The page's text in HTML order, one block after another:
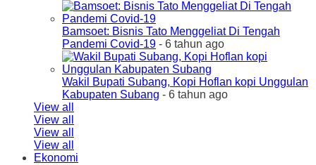
Bamsoet: Bisnis Tato Menggeliat Di Tengah
Pandemi Covid-19 - 6 tahun ago
Wakil Bupati Subang, Kopi Hoflan kopi Unggulan
Kabupaten Subang - 6 tahun ago
View all
View all
View all
View all
Ekonomi